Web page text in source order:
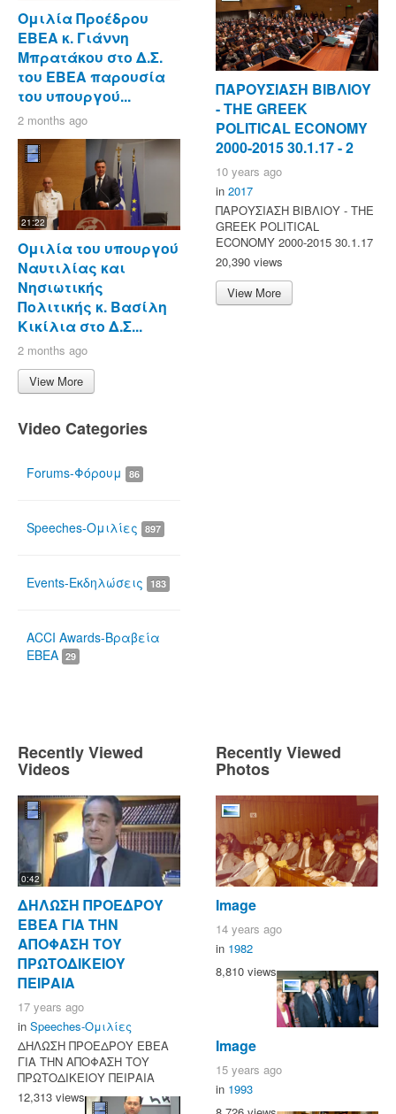
Ομιλία Προέδρου
ΕΒΕΑ κ. Γιάννη
Μπρατάκου στο Δ.Σ.
του ΕΒΕΑ παρουσία
του υπουργού...
2 months ago
21:22
Ομιλία του υπουργού
Ναυτιλίας και
Νησιωτικής
Πολιτικής κ. Βασίλη
Κικίλια στο Δ.Σ...
2 months ago
View More
Video Categories
Forums-Φόρουμ 86
Speeches-Ομιλίες 897
Events-Εκδηλώσεις 183
ACCI Awards-Βραβεία
ΕΒΕΑ 29
ΠΑΡΟΥΣΙΑΣΗ ΒΙΒΛΙΟΥ
- ΤΗΕ GREEK
POLITICAL ECONOMY
2000-2015 30.1.17 - 2
10 years ago
in 2017
ΠΑΡΟΥΣΙΑΣΗ ΒΙΒΛΙΟΥ - ΤΗΕ
GREEK POLITICAL
ECONOMY 2000-2015 30.1.17
20,390 views
View More
Recently Viewed
Videos
0:42
ΔΗΛΩΣΗ ΠΡΟΕΔΡΟΥ
ΕΒΕΑ ΓΙΑ ΤΗΝ
ΑΠΟΦΑΣΗ ΤΟΥ
ΠΡΩΤΟΔΙΚΕΙΟΥ
ΠΕΙΡΑΙΑ
17 years ago
in Speeches-Ομιλίες
ΔΗΛΩΣΗ ΠΡΟΕΔΡΟΥ ΕΒΕΑ
ΓΙΑ ΤΗΝ ΑΠΟΦΑΣΗ ΤΟΥ
ΠΡΩΤΟΔΙΚΕΙΟΥ ΠΕΙΡΑΙΑ
12,313 views
Recently Viewed
Photos
Image
14 years ago
in 1982
8,810 views
Image
15 years ago
in 1993